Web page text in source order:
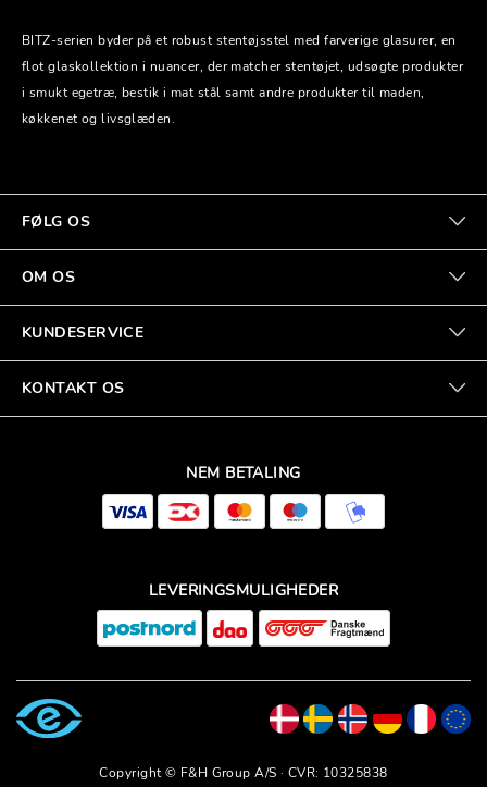
BITZ-serien byder på et robust stentøjsstel med farverige glasurer, en
flot glaskollektion i nuancer, der matcher stentøjet, udsøgte produkter
i smukt egetræ, bestik i mat stål samt andre produkter til maden,
køkkenet og livsglæden.
FØLG OS
OM OS
KUNDESERVICE
KONTAKT OS
NEM BETALING
LEVERINGSMULIGHEDER
Copyright © F&H Group A/S · CVR: 10325838